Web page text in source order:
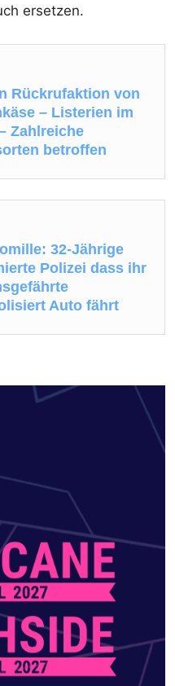
ersetzen.
Rückrufaktion von
– Listerien im
Zahlreiche
betroffen
32-Jährige
Polizei dass ihr
Auto fährt